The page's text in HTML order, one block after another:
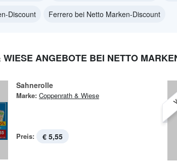
Discount Ferrero bei Netto Marken-Discount
ANGEBOTE BEI NETTO
Sahnerolle
Marke: Coppenrath & Wiese
Preis: € 5,55